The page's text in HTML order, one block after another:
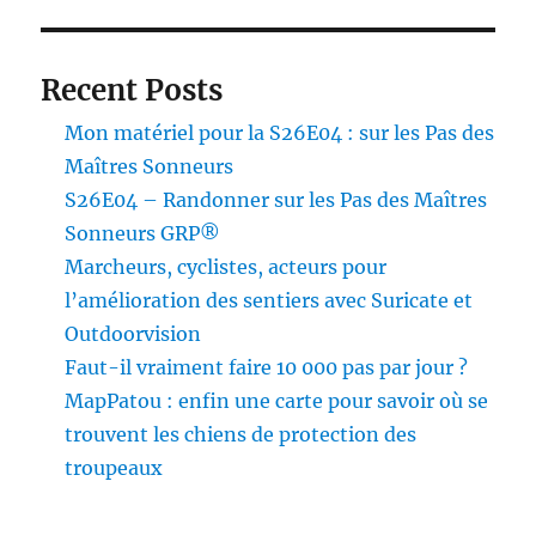
Recent Posts
Mon matériel pour la S26E04 : sur les Pas des
Maîtres Sonneurs
S26E04 – Randonner sur les Pas des Maîtres
Sonneurs GRP®
Marcheurs, cyclistes, acteurs pour
l’amélioration des sentiers avec Suricate et
Outdoorvision
Faut-il vraiment faire 10 000 pas par jour ?
MapPatou : enfin une carte pour savoir où se
trouvent les chiens de protection des
troupeaux